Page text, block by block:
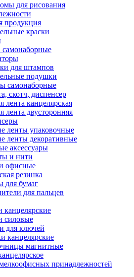
для рисования
продукция
краски
самонаборные
для штампов
подушки
самонаборные
скотч, диспенсер
лента канцелярская
лента двусторонняя
ленты упаковочные
ленты декоративные
аксессуары
и нити
офисные
резинка
для бумаг
для пальцев
канцелярские
силовые
для ключей
канцелярские
магнитные
принадлежностей